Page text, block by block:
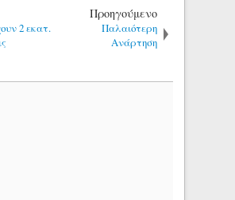
2 εκατ.
Προηγούμενο
Παλαιότερη
Ανάρτηση